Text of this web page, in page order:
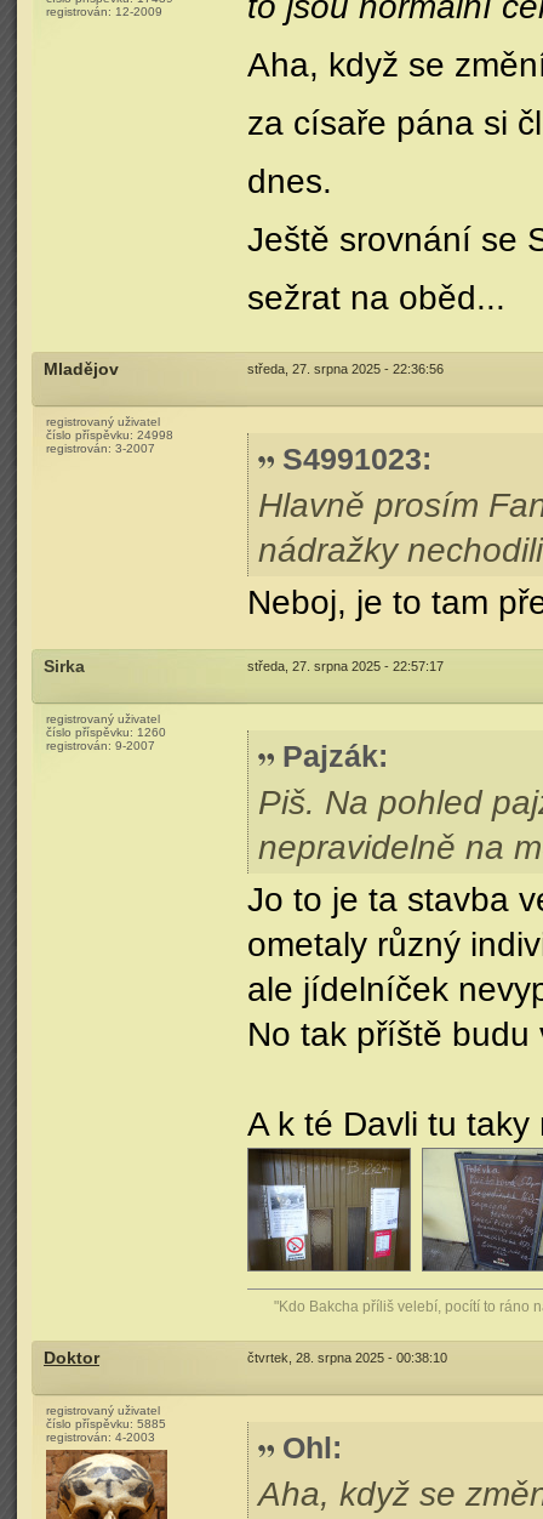
registrován: 12-2009
Aha, když se
za císaře pána si
dnes.
Ještě srovnání se
sežrat na oběd...
Mladějov středa, 27. srpna 2025 - 22:36:56
registrovaný uživatel
číslo příspěvku: 24998
registrován: 3-2007 S4991023:
Hlavně prosím
nádražky
Neboj, je to tam
Sirka středa, 27. srpna 2025 - 22:57:17
registrovaný uživatel
číslo příspěvku: 1260
registrován: 9-2007 Pajzák:
Piš. Na pohled
nepravidelně na
Jo to je ta stavba
ometaly různý
ale jídelníček
No tak příště budu
A k té Davli tu
"Kdo Bakcha příliš velebí, pocítí to ráno
Doktor čtvrtek, 28. srpna 2025 - 00:38:10
registrovaný uživatel
číslo příspěvku: 5885
registrován: 4-2003 Ohl:
Aha, když se